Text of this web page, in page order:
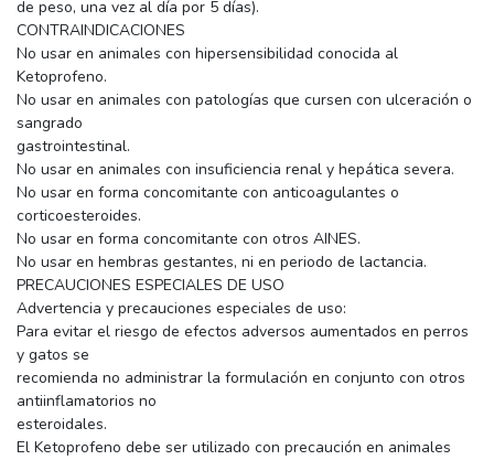
de peso, una vez al día por 5 días).
CONTRAINDICACIONES
No usar en animales con hipersensibilidad conocida al
Ketoprofeno.
No usar en animales con patologías que cursen con ulceración o
sangrado
gastrointestinal.
No usar en animales con insuficiencia renal y hepática severa.
No usar en forma concomitante con anticoagulantes o
corticoesteroides.
No usar en forma concomitante con otros AINES.
No usar en hembras gestantes, ni en periodo de lactancia.
PRECAUCIONES ESPECIALES DE USO
Advertencia y precauciones especiales de uso:
Para evitar el riesgo de efectos adversos aumentados en perros
y gatos se
recomienda no administrar la formulación en conjunto con otros
antiinflamatorios no
esteroidales.
El Ketoprofeno debe ser utilizado con precaución en animales